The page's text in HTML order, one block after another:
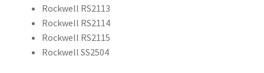
Rockwell RS2113
Rockwell RS2114
Rockwell RS2115
Rockwell SS2504